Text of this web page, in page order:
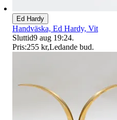
Ed Hardy
Handväska, Ed Hardy, Vit
Sluttid9 aug 19:24.
Pris:255 kr,Ledande bud.